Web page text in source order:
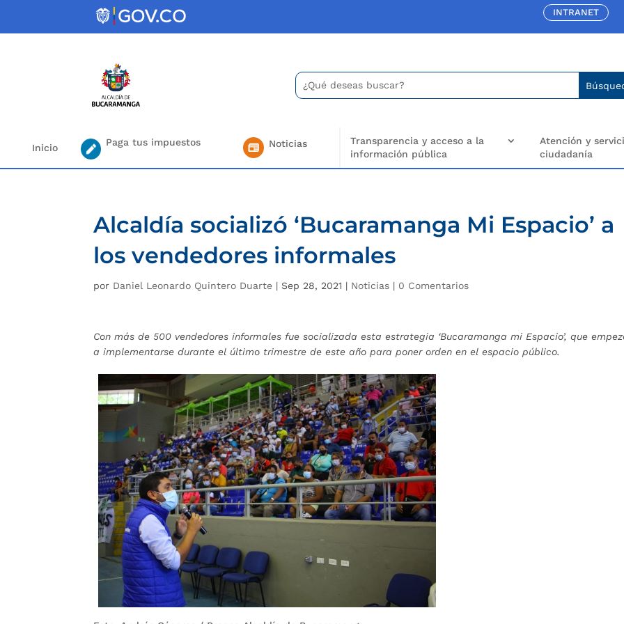
INTRANET
Buscar:
Search
for...
Inicio Paga tus impuestos Noticias
Transparencia y acceso a la
información pública
Atención y
ciudadanía
Alcaldía socializó ‘Bucaramanga Mi Espacio’ a
los vendedores informales
por Daniel Leonardo Quintero Duarte | Sep 28, 2021 | Noticias | 0 Comentarios
Con más de 500 vendedores informales fue socializada esta estrategia ‘Bucaramanga mi Espacio’, que
a implementarse durante el último trimestre de este año para poner orden en el espacio público.